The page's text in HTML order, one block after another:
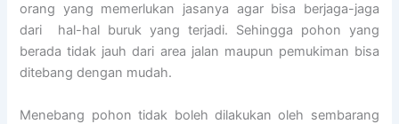
orang yang memerlukan jasanya agar bisa berjaga-jaga
dari hal-hal buruk yang terjadi. Sehingga pohon yang
berada tidak jauh dari area jalan maupun pemukiman bisa
ditebang dengan mudah.
Menebang pohon tidak boleh dilakukan oleh sembarang